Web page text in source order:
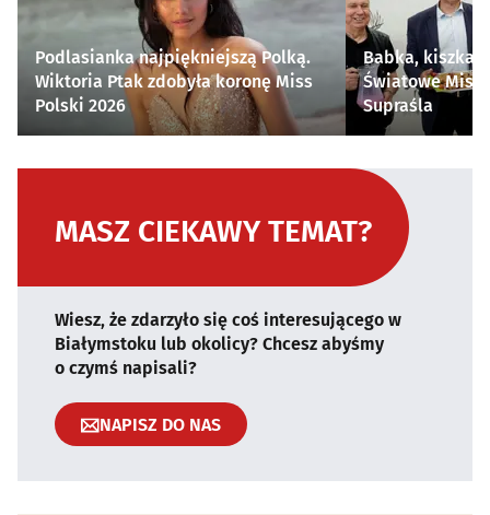
Podlasianka najpiękniejszą Polką.
Wiktoria Ptak zdobyła koronę Miss
Polski 2026
Babka, kiszka i
Światowe
Supraśla
MASZ CIEKAWY TEMAT?
Wiesz, że zdarzyło się coś interesującego w
Białymstoku lub okolicy? Chcesz abyśmy
o czymś napisali?
NAPISZ DO NAS